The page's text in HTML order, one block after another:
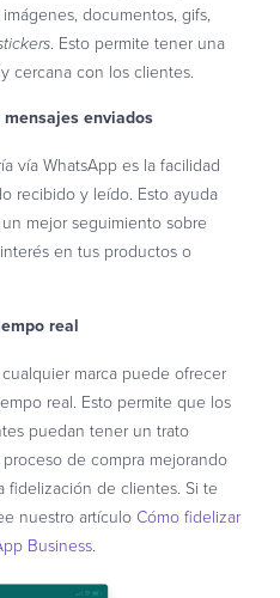
documentos, gifs,
. Esto permite tener una
cercana con los clientes.
enviados
vía WhatsApp es la facilidad
recibido y leído. Esto ayuda
mejor seguimiento sobre
en tus productos o
real
marca puede ofrecer
real. Esto permite que los
puedan tener un trato
de compra mejorando
fidelización de clientes. Si te
nuestro artículoCómo fidelizar
Business.